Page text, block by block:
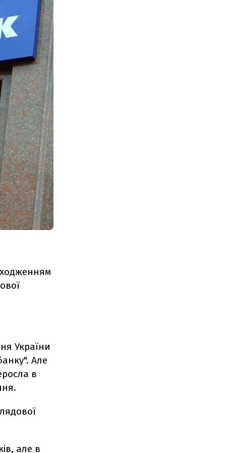
України
Але
в
але в